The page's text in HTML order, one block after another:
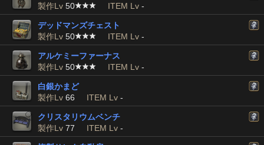
製作Lv 50 ITEM Lv -
デッドマンズチェスト
製作Lv 50 ITEM Lv -
アルケミーファーナス
製作Lv 50 ITEM Lv -
白銀かまど
製作Lv 66 ITEM Lv -
クリスタリウムベンチ
製作Lv 77 ITEM Lv -